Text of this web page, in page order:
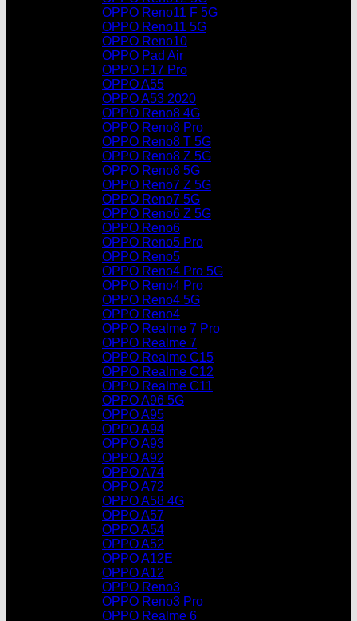
OPPO Reno11 F 5G
OPPO Reno11 5G
OPPO Reno10
OPPO Pad Air
OPPO F17 Pro
OPPO A55
OPPO A53 2020
OPPO Reno8 4G
OPPO Reno8 Pro
OPPO Reno8 T 5G
OPPO Reno8 Z 5G
OPPO Reno8 5G
OPPO Reno7 Z 5G
OPPO Reno7 5G
OPPO Reno6 Z 5G
OPPO Reno6
OPPO Reno5 Pro
OPPO Reno5
OPPO Reno4 Pro 5G
OPPO Reno4 Pro
OPPO Reno4 5G
OPPO Reno4
OPPO Realme 7 Pro
OPPO Realme 7
OPPO Realme C15
OPPO Realme C12
OPPO Realme C11
OPPO A96 5G
OPPO A95
OPPO A94
OPPO A93
OPPO A92
OPPO A74
OPPO A72
OPPO A58 4G
OPPO A57
OPPO A54
OPPO A52
OPPO A12E
OPPO A12
OPPO Reno3
OPPO Reno3 Pro
OPPO Realme 6